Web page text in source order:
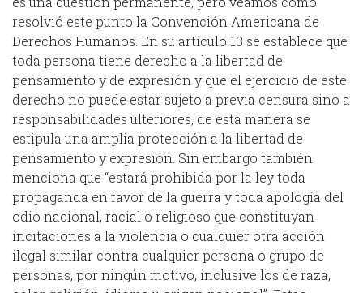
resolvió este punto la Convención Americana de
Derechos Humanos. En su artículo 13 se establece que
toda persona tiene derecho a la libertad de
pensamiento y de expresión y que el ejercicio de este
derecho no puede estar sujeto a previa censura sino a
responsabilidades ulteriores, de esta manera se
estipula una amplia protección a la libertad de
pensamiento y expresión. Sin embargo también
menciona que “estará prohibida por la ley toda
propaganda en favor de la guerra y toda apología del
odio nacional, racial o religioso que constituyan
incitaciones a la violencia o cualquier otra acción
ilegal similar contra cualquier persona o grupo de
personas, por ningún motivo, inclusive los de raza,